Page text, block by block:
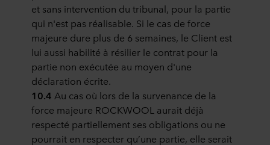
et sans intervention du tribunal, pour la partie
qui n'est pas réalisable. Si le cas de force
majeure dure plus de 6 semaines, le Client est
lui aussi habilité à résilier le contrat pour la
partie non exécutée au moyen d'une
déclaration écrite.
10.4 Au cas où lors de la survenance de la
force majeure ROCKWOOL aurait déjà
respecté partiellement ses obligations ou ne
pourrait en respecter qu’une partie, elle serait